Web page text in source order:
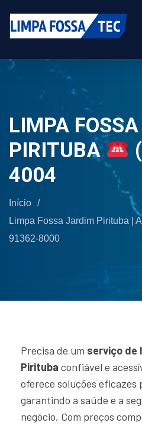
LIMPA
PIRITUBA
4004
Início /
Limpa Fossa Jardim Pirituba |
91362-8000
Precisa de um serviço de
Pirituba confiável e
oferece soluções eficazes
garantindo a saúde e a
negócio. Com preços